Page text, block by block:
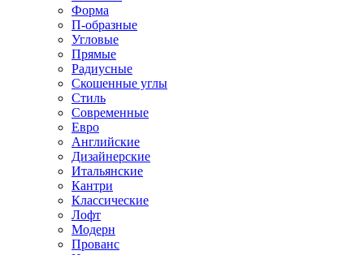
Форма
П-образные
Угловые
Прямые
Радиусные
Скошенные углы
Стиль
Современные
Евро
Английские
Дизайнерские
Итальянские
Кантри
Классические
Лофт
Модерн
Прованс